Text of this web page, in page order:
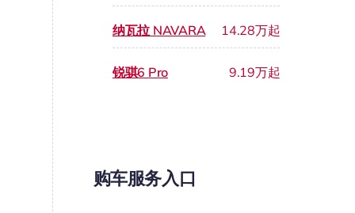
纳瓦拉 NAVARA 14.28万起
锐骐6 Pro 9.19万起
购车服务入口